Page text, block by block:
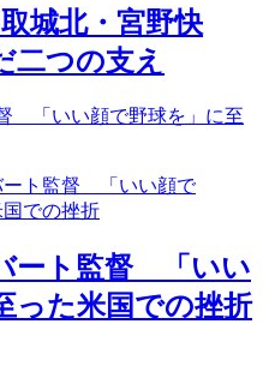
城北・宮野快
つの支え
「いい顔で野球を」に至
ート監督 「いい
った米国での挫折